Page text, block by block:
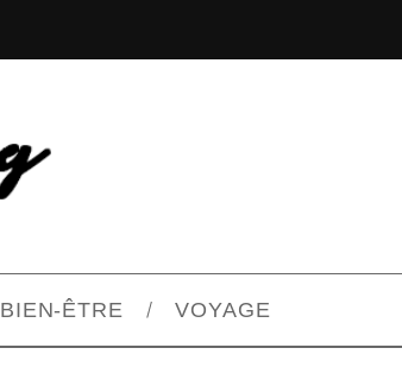
BIEN-ÊTRE VOYAGE